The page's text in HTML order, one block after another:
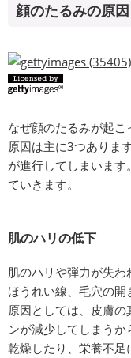
顔のたるみの原因
なぜ顔のたるみが起
原因は主に3つありま
が進行してしまいま
ていきます。
肌のハリの低下
肌のハリや弾力が失
ほうれい線、毛穴の
原因としては、皮膚
ンが減少してしまう
乾燥したり、栄養不足